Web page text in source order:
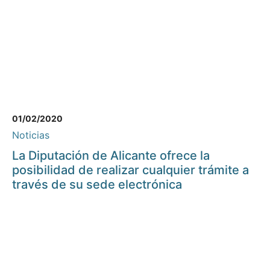
01/02/2020
Noticias
La Diputación de Alicante ofrece la
posibilidad de realizar cualquier trámite a
través de su sede electrónica